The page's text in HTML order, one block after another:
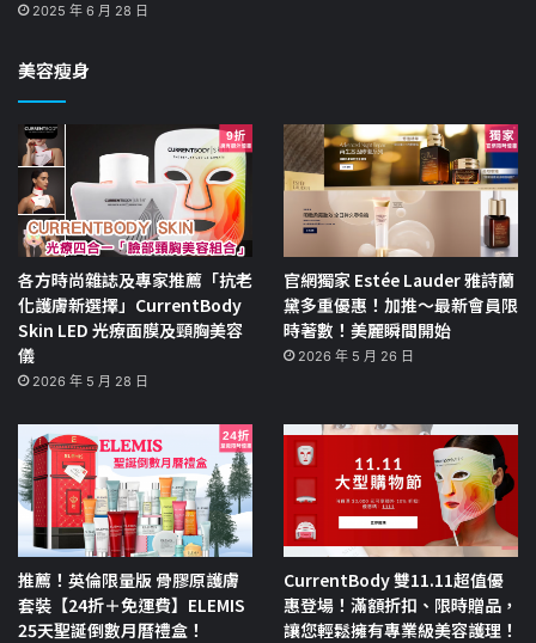
2025 年 6 月 28 日
美容瘦身
各方時尚雜誌及專家推薦「抗老
化護膚新選擇」CurrentBody
Skin LED 光療面膜及頸胸美容
儀
2026 年 5 月 28 日
官網獨家 Estée Lauder 雅詩蘭
黛多重優惠！加推～最新會員限
時著數！美麗瞬間開始
2026 年 5 月 26 日
推薦！英倫限量版 骨膠原護膚
套裝【24折＋免運費】ELEMIS
25天聖誕倒數月曆禮盒！
CurrentBody 雙11.11超值優
惠登場！滿額折扣、限時贈品，
讓您輕鬆擁有專業級美容護理！